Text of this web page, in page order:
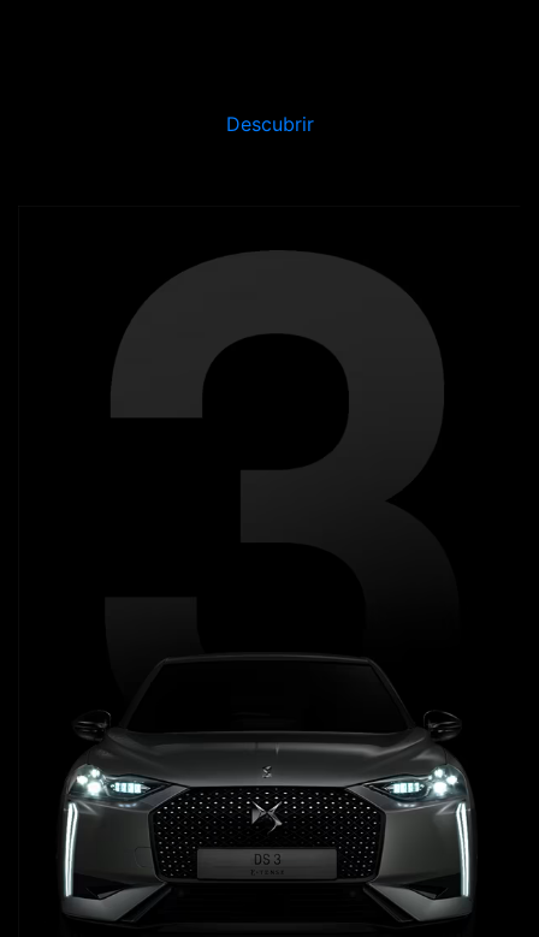
Descubrir
elegancia y carácter a cada viaje.